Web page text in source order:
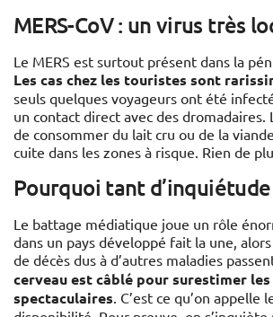
MERS-CoV : un virus très
Le MERS est surtout présent dans la
Les cas chez les touristes sont
seuls quelques voyageurs ont été
un contact direct avec des dromadaires.
de consommer du lait cru ou de la
cuite dans les zones à risque. Rien de
Pourquoi tant d’inquiétude
Le battage médiatique joue un rôle
dans un pays développé fait la une,
de décès dus à d’autres maladies
cerveau est câblé pour surestimer
spectaculaires. C’est ce qu’on appelle